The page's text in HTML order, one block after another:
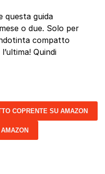
questa guida
o due. Solo per
compatto
Quindi
COPRENTE SU AMAZON